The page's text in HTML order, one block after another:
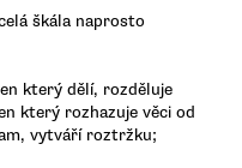
škála naprosto
který dělí, rozděluje
který rozhazuje věci od
vytváří roztržku;